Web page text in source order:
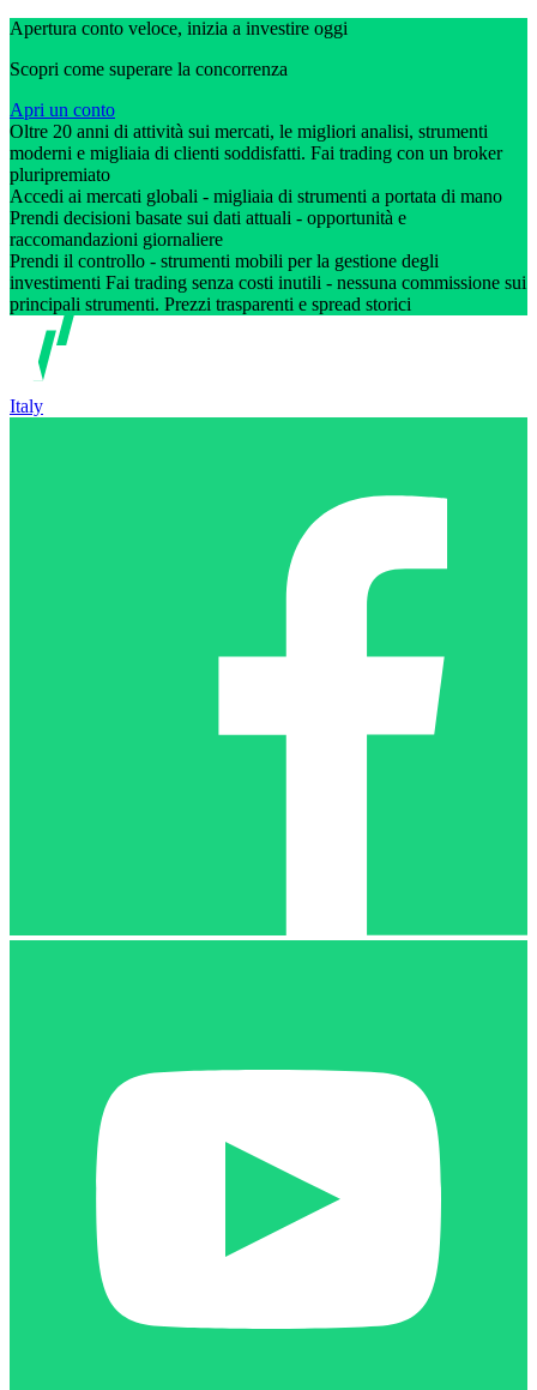
Apertura conto veloce, inizia a investire oggi
Scopri come superare la concorrenza
Apri un conto
Oltre 20 anni di attività sui mercati, le migliori analisi, strumenti
moderni e migliaia di clienti soddisfatti. Fai trading con un broker
pluripremiato
Accedi ai mercati globali - migliaia di strumenti a portata di mano
Prendi decisioni basate sui dati attuali - opportunità e
raccomandazioni giornaliere
Prendi il controllo - strumenti mobili per la gestione degli
investimenti Fai trading senza costi inutili - nessuna commissione sui
principali strumenti. Prezzi trasparenti e spread storici
Italy